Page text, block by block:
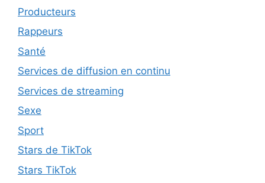
Producteurs
Rappeurs
Santé
Services de diffusion en continu
Services de streaming
Sexe
Sport
Stars de TikTok
Stars TikTok